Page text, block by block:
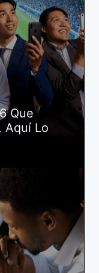
Que
Aquí Lo